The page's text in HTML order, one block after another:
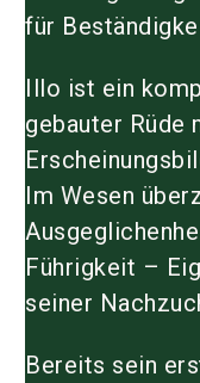
für
Illo ist ein
gebauter Rüde
Im Wesen
Führigkeit –
seiner
Bereits sein